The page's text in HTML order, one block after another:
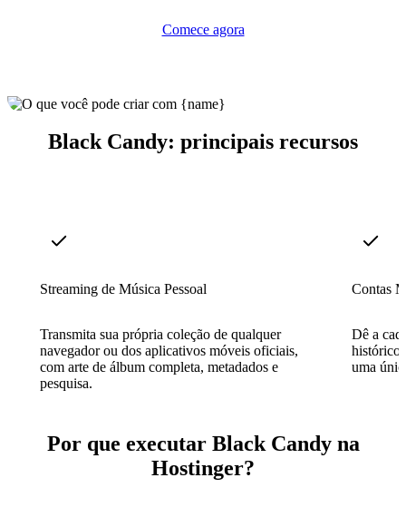
Comece agora
Black Candy: principais recursos
Streaming de Música Pessoal
Transmita sua própria coleção de qualquer
navegador ou dos aplicativos móveis oficiais,
com arte de álbum completa, metadados e
pesquisa.
Contas
Dê a
histórico
uma
Por que executar Black Candy na
Hostinger?